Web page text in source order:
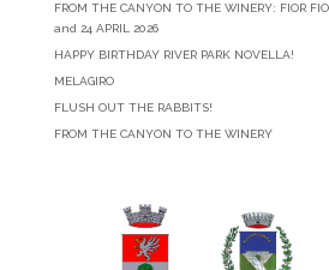
FROM THE CANYON TO THE WINERY: FIOR
and 24 APRIL 2026
HAPPY BIRTHDAY RIVER PARK NOVELLA!
MELAGIRO
FLUSH OUT THE RABBITS!
FROM THE CANYON TO THE WINERY